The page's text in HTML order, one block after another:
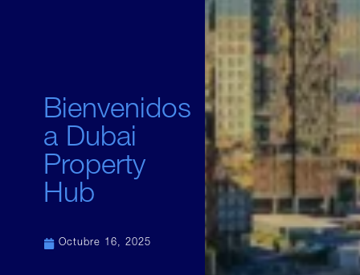
Bienvenidos
a Dubai
Property
Hub
Octubre 16, 2025